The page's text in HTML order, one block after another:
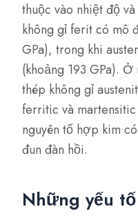
thuộc vào nhiệt độ
không gỉ ferit có mô
GPa), trong khi
(khoảng 193 GPa).
thép không gỉ
ferritic và
nguyên tố hợp kim
đun đàn hồi.
Những yếu